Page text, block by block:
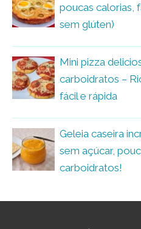
poucas calorias,
sem glúten)
Mini pizza
carboidratos –
fácil e rápida
Geleia caseira
sem açúcar,
carboidratos!